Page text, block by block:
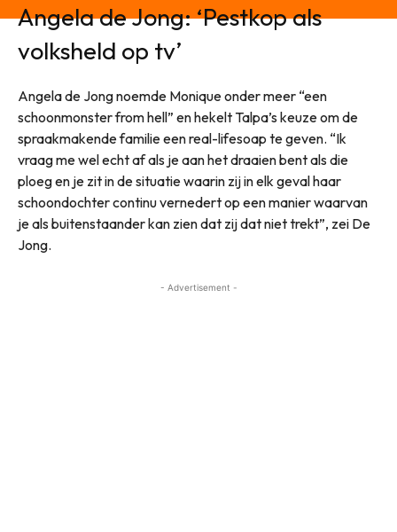
Angela de Jong: ‘Pestkop als
volksheld op tv’
Angela de Jong noemde Monique onder meer “een
schoonmonster from hell” en hekelt Talpa’s keuze om de
spraakmakende familie een real-lifesoap te geven. “Ik
vraag me wel echt af als je aan het draaien bent als die
ploeg en je zit in de situatie waarin zij in elk geval haar
schoondochter continu vernedert op een manier waarvan
je als buitenstaander kan zien dat zij dat niet trekt”, zei De
Jong.
- Advertisement -